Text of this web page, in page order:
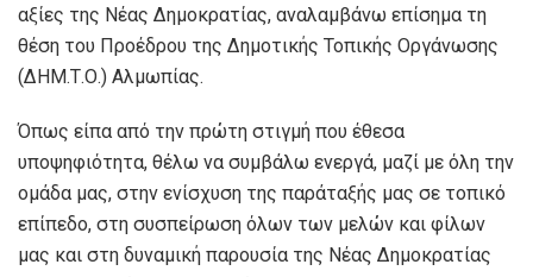
αξίες της Νέας Δημοκρατίας, αναλαμβάνω επίσημα τη
θέση του Προέδρου της Δημοτικής Τοπικής Οργάνωσης
(ΔΗΜ.Τ.Ο.) Αλμωπίας.
Όπως είπα από την πρώτη στιγμή που έθεσα
υποψηφιότητα, θέλω να συμβάλω ενεργά, μαζί με όλη την
ομάδα μας, στην ενίσχυση της παράταξής μας σε τοπικό
επίπεδο, στη συσπείρωση όλων των μελών και φίλων
μας και στη δυναμική παρουσία της Νέας Δημοκρατίας